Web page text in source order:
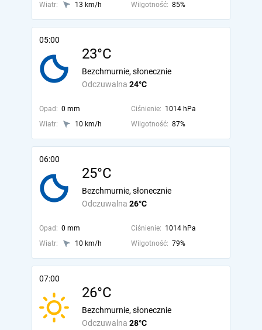
Wiatr:
13 km/h Wilgotność: 85%
05:00
23°C
Odczuwalna 24°C
Bezchmurnie, słonecznie
Opad: 0 mm Ciśnienie: 1014 hPa
Wiatr:
10 km/h Wilgotność: 87%
06:00
25°C
Odczuwalna 26°C
Bezchmurnie, słonecznie
Opad: 0 mm Ciśnienie: 1014 hPa
Wiatr:
10 km/h Wilgotność: 79%
07:00
26°C
Odczuwalna 28°C
Bezchmurnie, słonecznie